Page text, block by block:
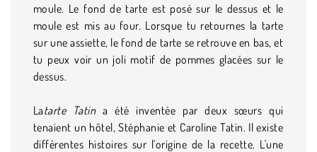
moule. Le fond de tarte est posé sur le dessus et le
moule est mis au four. Lorsque tu retournes la tarte
sur une assiette, le fond de tarte se retrouve en bas, et
tu peux voir un joli motif de pommes glacées sur le
dessus.
Latarte Tatina été inventée par deux sœurs qui
tenaient un hôtel, Stéphanie et Caroline Tatin. Il existe
différentes histoires sur l'origine de la recette. L'une